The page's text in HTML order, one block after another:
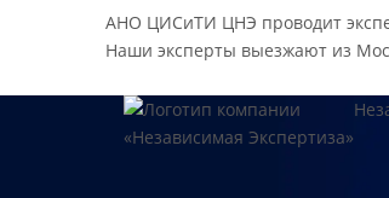
АНО ЦИСиТИ ЦНЭ проводит
Наши эксперты выезжают из